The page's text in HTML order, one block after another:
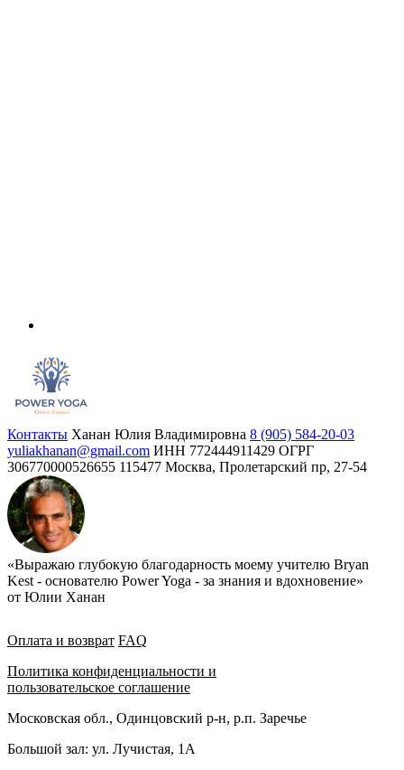
Контакты Ханан Юлия Владимировна 8 (905) 584-20-03
yuliakhanan@gmail.com ИНН 772444911429 ОГРГ
306770000526655 115477 Москва, Пролетарский пр, 27-54
«Выражаю глубокую благодарность моему учителю Bryan
Kest - основателю Power Yoga - за знания и вдохновение»
от Юлии Ханан
Оплата и возврат FAQ
Политика конфиденциальности и
пользовательское соглашение
Московская обл., Одинцовский р-н, р.п. Заречье
Большой зал: ул. Лучистая, 1А